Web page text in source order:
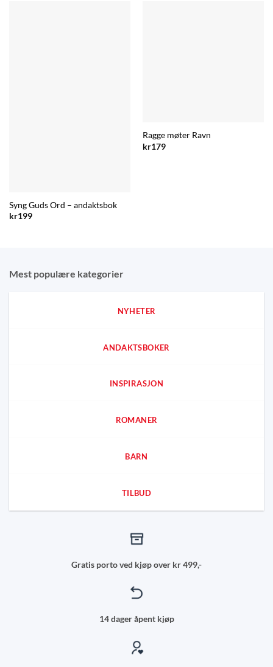
Syng Guds Ord – andaktsbok
kr199
Ragge møter Ravn
kr179
Mest populære kategorier
NYHETER
ANDAKTSBOKER
INSPIRASJON
ROMANER
BARN
TILBUD
Gratis porto ved kjøp over kr 499,-
14 dager åpent kjøp